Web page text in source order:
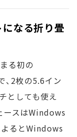
なる折り畳
る初の
、2枚の5.6イン
としても使え
ースはWindows
よるとWindows